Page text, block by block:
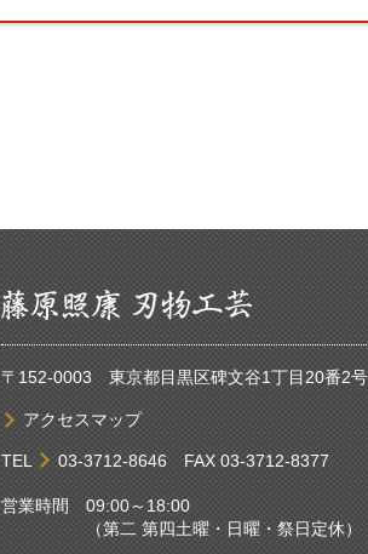
〒152-0003 東京都目黒区碑文谷1丁目20番2号
アクセスマップ
TEL 03-3712-8646FAX 03-3712-8377
営業時間 09:00～18:00
（第二 第四土曜・日曜・祭日定休）